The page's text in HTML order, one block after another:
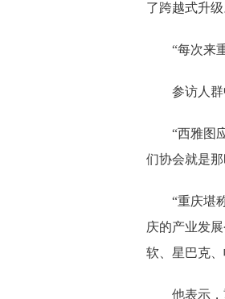
了跨越式升
“每次来
参访人
“西雅图
们协会就是那
“重庆堪
庆的产业发
软、星巴克
他表示